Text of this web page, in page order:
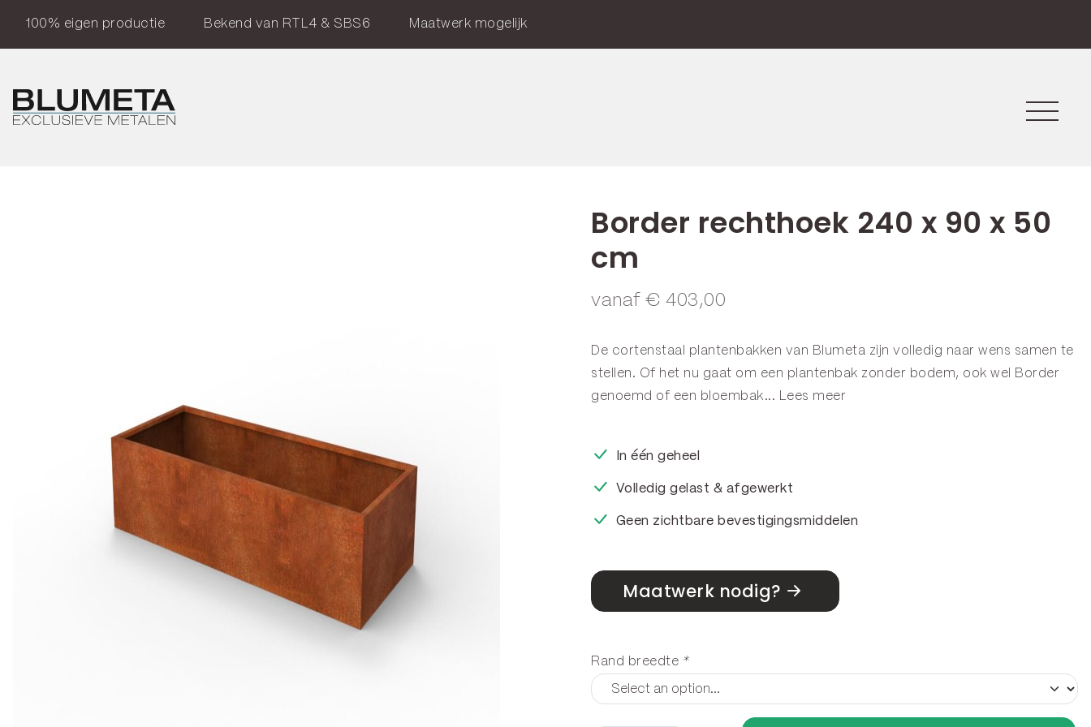
100% eigen productie Bekend van RTL4 & SBS6 Maatwerk mogelijk
Border rechthoek 240 x 90 x 50
cm
vanaf € 403,00
De cortenstaal plantenbakken van Blumeta zijn volledig naar wens samen te
stellen. Of het nu gaat om een plantenbak zonder bodem, ook wel
Border
genoemd of een bloembak ... Lees meer
In één geheel
Volledig gelast & afgewerkt
Geen zichtbare bevestigingsmiddelen
Maatwerk nodig?
Rand breedte *